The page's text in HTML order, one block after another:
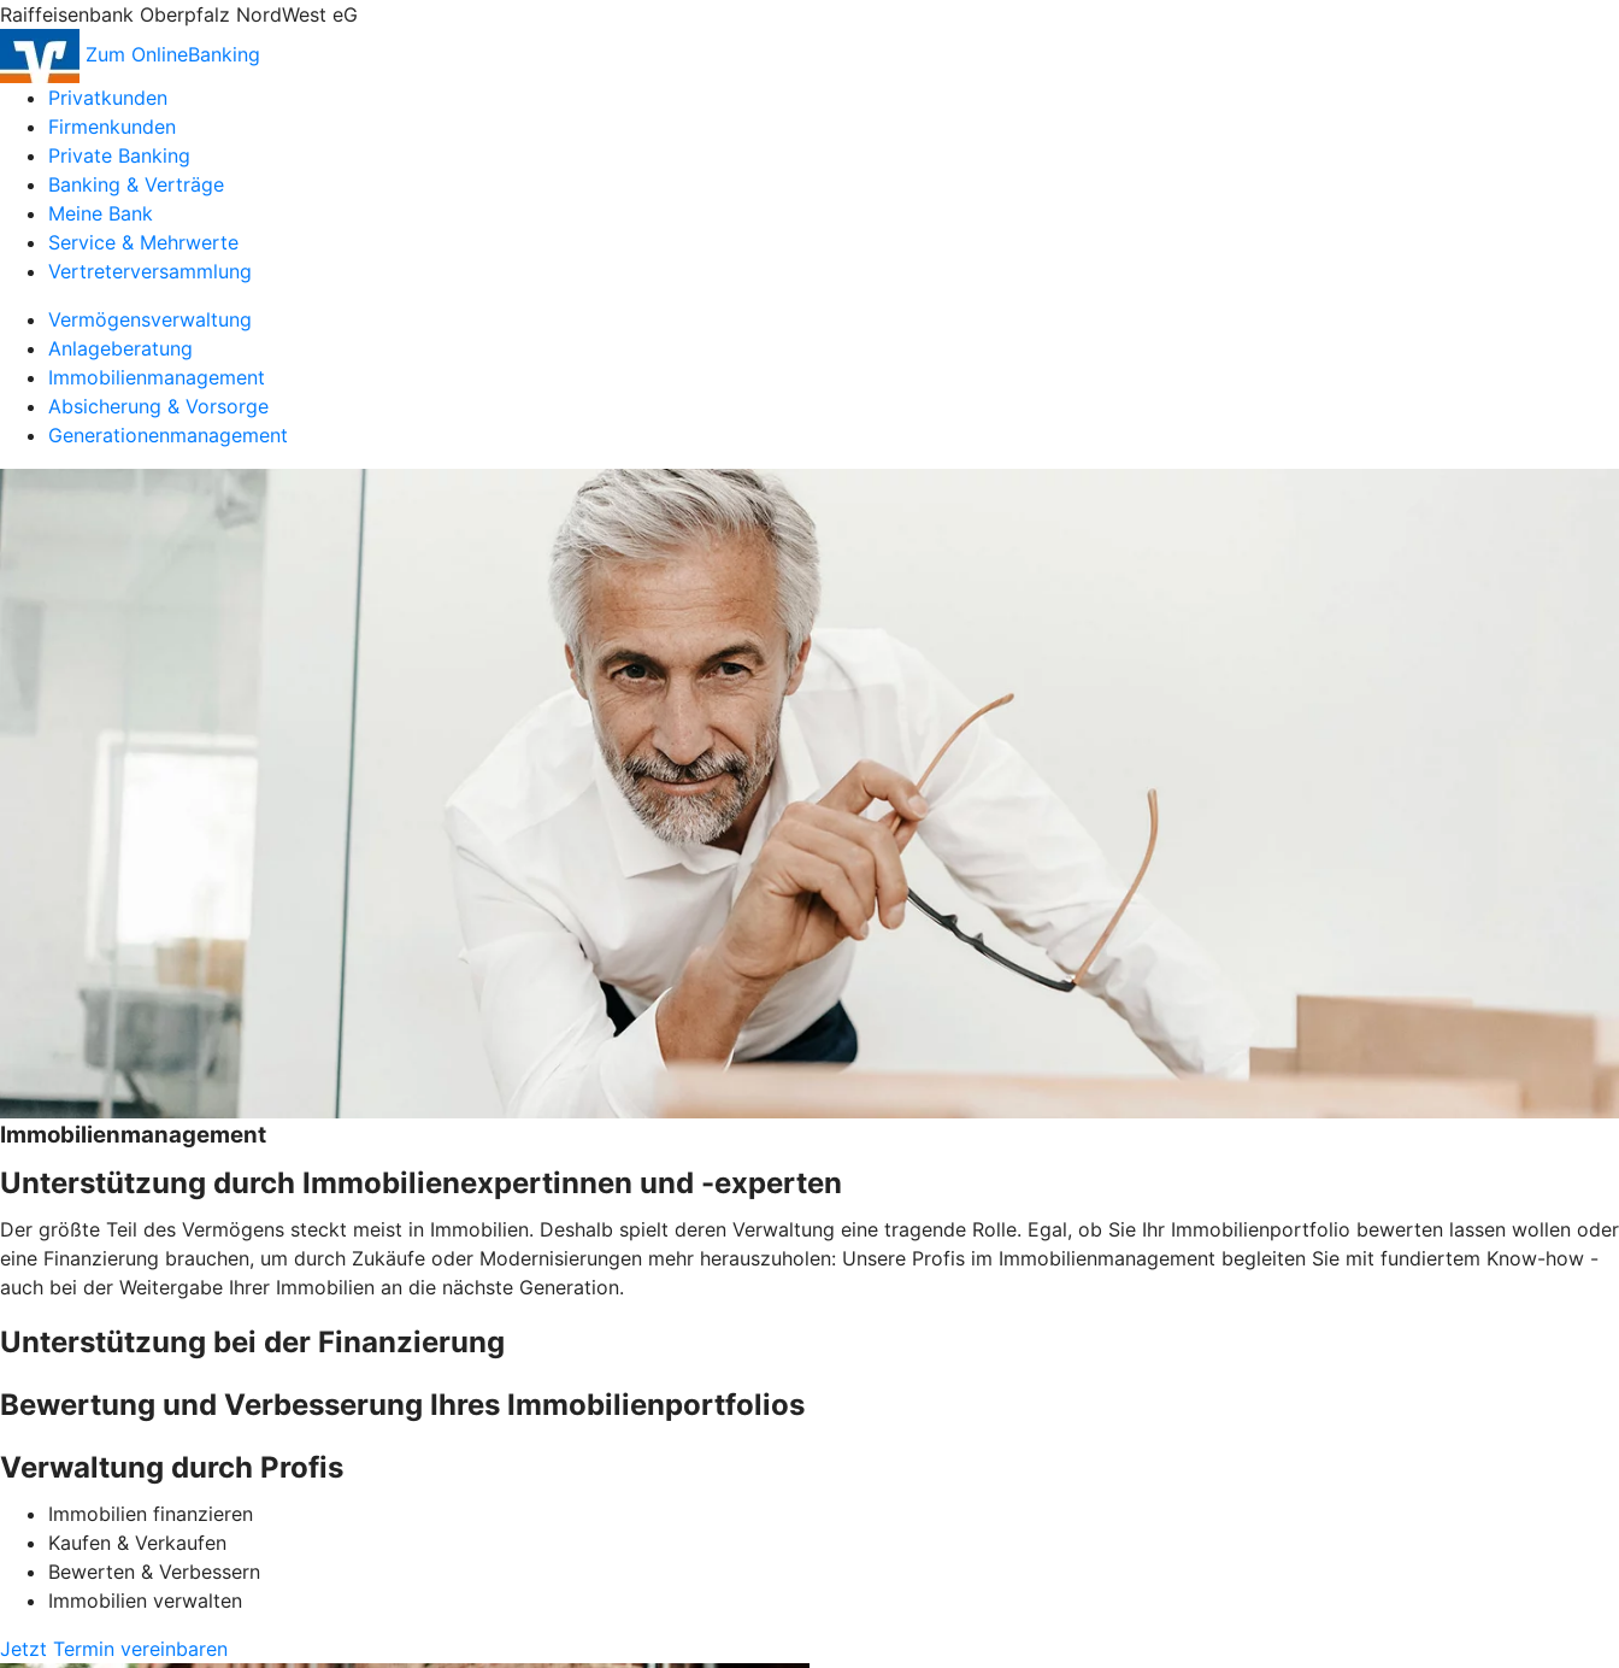
Raiffeisenbank Oberpfalz NordWest eG
Zum OnlineBanking
Privatkunden
Firmenkunden
Private Banking
Banking & Verträge
Meine Bank
Service & Mehrwerte
Vertreterversammlung
Vermögensverwaltung
Anlageberatung
Immobilienmanagement
Absicherung & Vorsorge
Generationenmanagement
Immobilienmanagement
Unterstützung durch Immobilienexpertinnen und -experten
Der größte Teil des Vermögens steckt meist in Immobilien. Deshalb spielt deren Verwaltung eine tragende Rolle. Egal, ob Sie Ihr Immobilienportfolio bewerten lassen wollen oder
eine Finanzierung brauchen, um durch Zukäufe oder Modernisierungen mehr herauszuholen: Unsere Profis im Immobilienmanagement begleiten Sie mit fundiertem Know-how -
auch bei der Weitergabe Ihrer Immobilien an die nächste Generation.
Unterstützung bei der Finanzierung
Bewertung und Verbesserung Ihres Immobilienportfolios
Verwaltung durch Profis
Immobilien finanzieren
Kaufen & Verkaufen
Bewerten & Verbessern
Immobilien verwalten
Jetzt Termin vereinbaren